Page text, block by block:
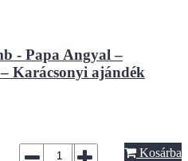
- Papa Angyal –
Karácsonyi ajándék
Kosárba